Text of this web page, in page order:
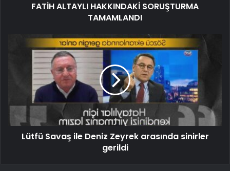
FATİH ALTAYLI HAKKINDAKİ SORUŞTURMA
TAMAMLANDI
Lütfü Savaş ile Deniz Zeyrek arasında sinirler
gerildi